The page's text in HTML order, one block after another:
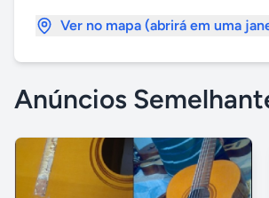
Ver no mapa (abrirá em uma
Anúncios